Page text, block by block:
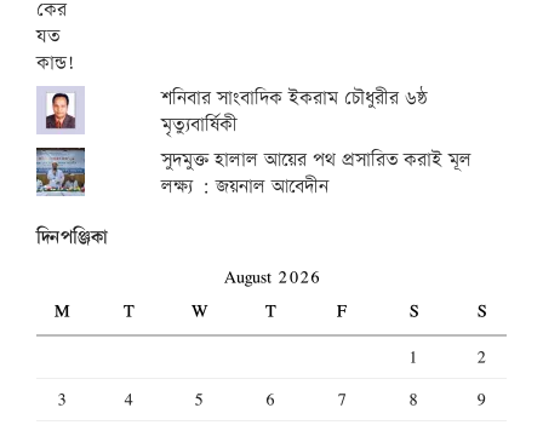
শনিবার সাংবাদিক ইকরাম চৌধুরীর ৬ষ্ঠ
মৃত্যুবার্ষিকী
সুদমুক্ত হালাল আয়ের পথ প্রসারিত করাই মূল
লক্ষ্য : জয়নাল আবেদীন
দিনপঞ্জিকা
August 2026
M
T W T F S
S
1
2
3
4 5 6 7 8
9